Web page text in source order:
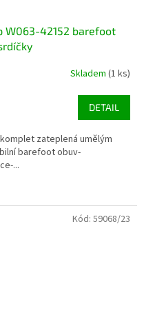
W063-42152 barefoot
Skladem (1 ks)
DETAIL
zateplená umělým
barefoot obuv-
...
Kód: 59068/23